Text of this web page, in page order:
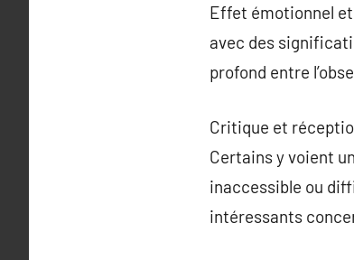
Effet émotionnel
avec des
profond entre
Critique et
Certains y voient
inaccessible ou
intéressants